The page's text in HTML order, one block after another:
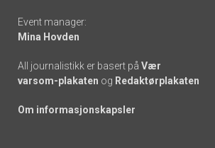
Event manager:
Mina Hovden
All journalistikk er basert på Vær
varsom-plakaten og Redaktørplakaten
Om informasjonskapsler